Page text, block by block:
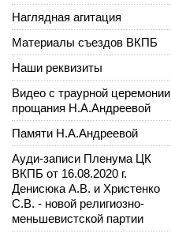
Наглядная агитация
Материалы съездов ВКПБ
Наши реквизиты
Видео с траурной церемонии
прощания Н.А.Андреевой
Памяти Н.А.Андреевой
Ауди-записи Пленума ЦК
ВКПБ от 16.08.2020 г.
Денисюка А.В. и Христенко
С.В. - новой религиозно-
меньшевистской партии